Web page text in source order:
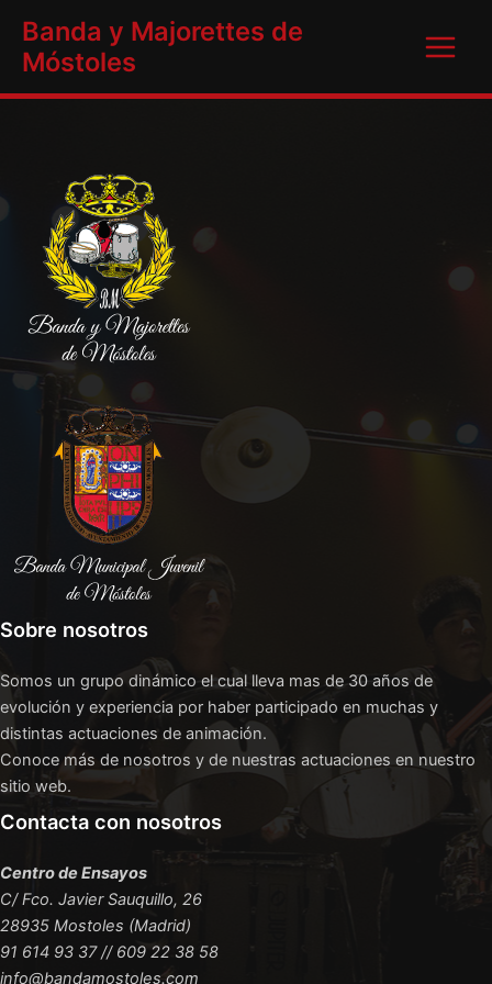
contenido
Banda y Majorettes de
Móstoles
Menu
Sobre nosotros
Somos un grupo dinámico el cual lleva mas de 30 años de
evolución y experiencia por haber participado en muchas y
distintas actuaciones de animación.
Conoce más de nosotros y de nuestras actuaciones en nuestro
sitio web.
Contacta con nosotros
Centro de Ensayos
C/ Fco. Javier Sauquillo, 26
28935 Mostoles (Madrid)
91 614 93 37 // 609 22 38 58
info@bandamostoles.com